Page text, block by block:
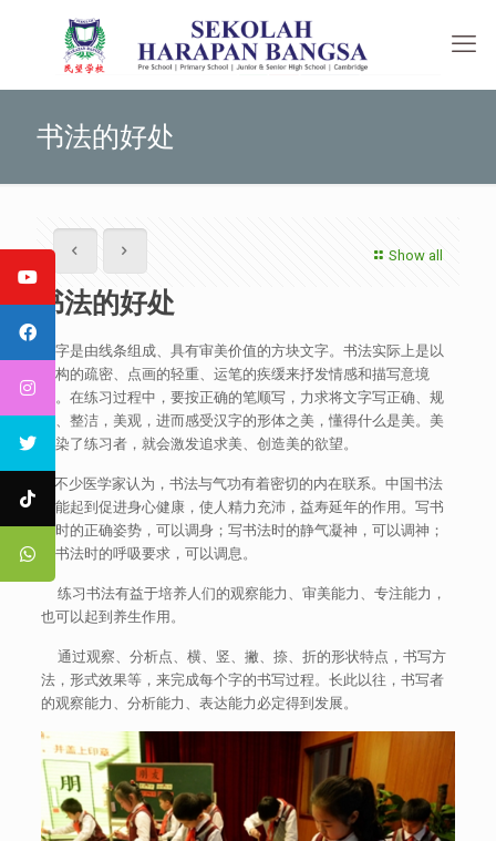
书法的好处
Show all
书法的好处
汉字是由线条组成、具有审美价值的方块文字。书法实际上是以
结构的疏密、点画的轻重、运笔的疾缓来抒发情感和描写意境
的。在练习过程中，要按正确的笔顺写，力求将文字写正确、规
范、整洁，美观，进而感受汉字的形体之美，懂得什么是美。美
感染了练习者，就会激发追求美、创造美的欲望。
不少医学家认为，书法与气功有着密切的内在联系。中国书法
也能起到促进身心健康，使人精力充沛，益寿延年的作用。写书
法时的正确姿势，可以调身；写书法时的静气凝神，可以调神；
写书法时的呼吸要求，可以调息。
练习书法有益于培养人们的观察能力、审美能力、专注能力，
也可以起到养生作用。
通过观察、分析点、横、竖、撇、捺、折的形状特点，书写方
法，形式效果等，来完成每个字的书写过程。长此以往，书写者
的观察能力、分析能力、表达能力必定得到发展。